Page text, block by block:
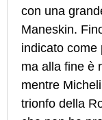
con una
Maneskin.
indicato come
ma alla fine è
mentre
trionfo della